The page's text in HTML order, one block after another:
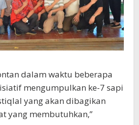
dalam waktu beberapa
mengumpulkan ke-7 sapi
yang akan dibagikan
yang membutuhkan,”